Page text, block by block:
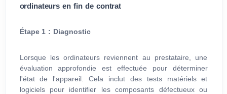
ordinateurs en fin de contrat
Étape 1 : Diagnostic
Lorsque les ordinateurs reviennent au prestataire, une
évaluation approfondie est effectuée pour déterminer
l'état de l'appareil. Cela inclut des tests matériels et
logiciels pour identifier les composants défectueux ou